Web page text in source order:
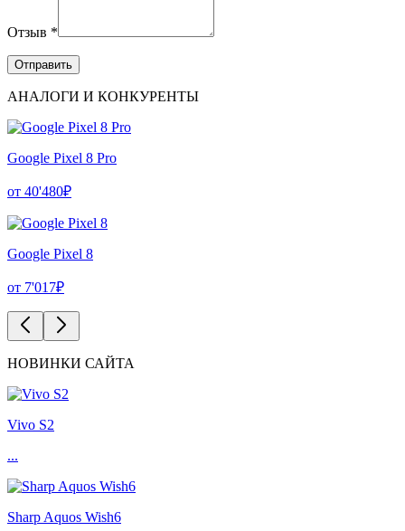
Отзыв *
АНАЛОГИ И КОНКУРЕНТЫ
Google Pixel 8 Pro
от 40'480₽
Google Pixel 8
от 7'017₽
НОВИНКИ САЙТА
Vivo S2
...
Sharp Aquos Wish6